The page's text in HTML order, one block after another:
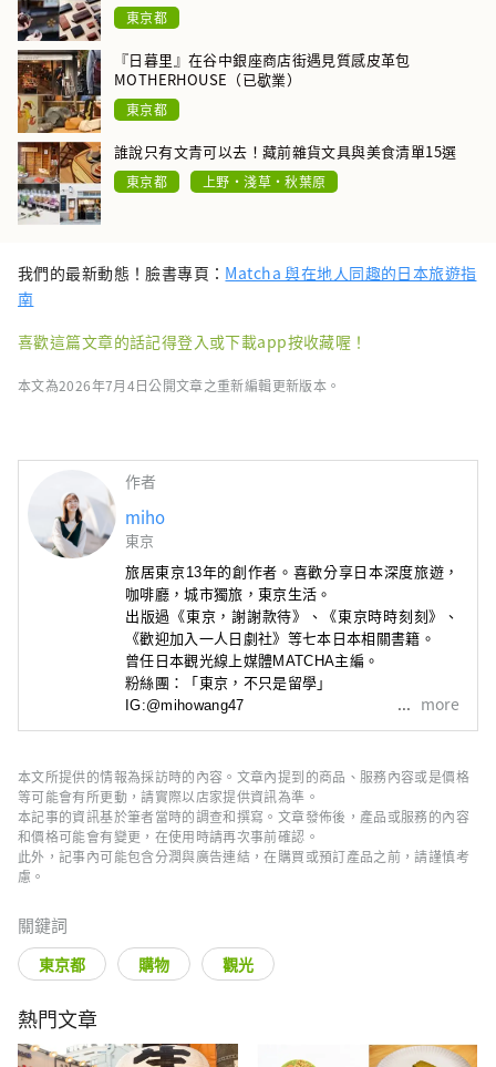
東京都
『日暮里』在谷中銀座商店街遇見質感皮革包
MOTHERHOUSE（已歇業）
東京都
誰說只有文青可以去！藏前雜貨文具與美食清單15選
東京都 上野・淺草・秋葉原
我們的最新動態！臉書專頁： Matcha 與在地人同趣的日本旅遊指
南
喜歡這篇文章的話記得登入或下載app按收藏喔！
本文為2026年7月4日公開文章之重新編輯更新版本。
作者
miho
東京
旅居東京13年的創作者。喜歡分享日本深度旅遊，
咖啡廳，城市獨旅，東京生活。
出版過《東京，謝謝款待》
、 《東京時時刻刻》
、
《歡迎加入一人日劇社》 等七本日本相關書籍。
曾任日本觀光線上媒體MATCHA主編。
粉絲團：「東京，不只是留學」
IG:@mihowang47
more
本文所提供的情報為採訪時的內容。文章內提到的商品、服務內容或是價格
等可能會有所更動，請實際以店家提供資訊為準。
本記事的資訊基於筆者當時的調查和撰寫。文章發佈後，產品或服務的內容
和價格可能會有變更，在使用時請再次事前確認。
此外，記事內可能包含分潤與廣告連結，在購買或預訂產品之前，請謹慎考
慮。
關鍵詞
東京都 購物 觀光
熱門文章